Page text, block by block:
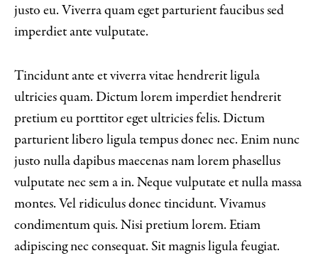
justo eu. Viverra quam eget parturient faucibus sed
imperdiet ante vulputate.
Tincidunt ante et viverra vitae hendrerit ligula
ultricies quam. Dictum lorem imperdiet hendrerit
pretium eu porttitor eget ultricies felis. Dictum
parturient libero ligula tempus donec nec. Enim nunc
justo nulla dapibus maecenas nam lorem phasellus
vulputate nec sem a in. Neque vulputate et nulla massa
montes. Vel ridiculus donec tincidunt. Vivamus
condimentum quis. Nisi pretium lorem. Etiam
adipiscing nec consequat. Sit magnis ligula feugiat.